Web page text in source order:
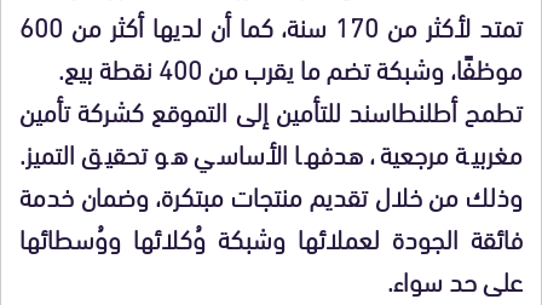
تمتد لأكثر من 170 سنة، كما أن لديها أكثر من 600
موظفًا، وشبكة تضم ما يقرب من 400 نقطة بيع.
تطمح أطلنطاسند للتأمين إلى التموقع كشركة تأمين
مغربية مرجعية، هدفها الأساسي هو تحقيق التميز.
وذلك من خلال تقديم منتجات مبتكرة، وضمان خدمة
فائقة الجودة لعملائها وشبكة وُكلائها ووُسطائها
على حد سواء.